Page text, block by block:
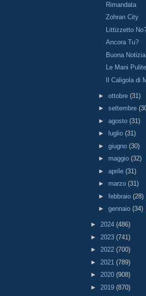
Rimandata
Zohran City
Littizzetto
Ancora Tu?
Buona Notizia
Le Mani Pulite
Il Caligola di
► ottobre (31)
► settembre
► agosto (31)
►
luglio (31)
► giugno (30)
► maggio (32)
► aprile (31)
► marzo (31)
► febbraio (28)
► gennaio (34)
► 2024 (486)
► 2023 (741)
► 2022 (700)
► 2021 (789)
► 2020 (908)
► 2019 (870)